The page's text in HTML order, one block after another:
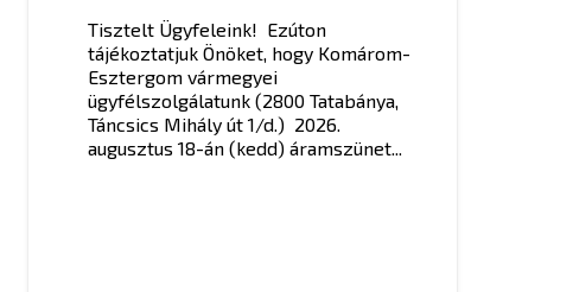
Tisztelt Ügyfeleink! Ezúton
tájékoztatjuk Önöket, hogy Komárom-
Esztergom vármegyei
ügyfélszolgálatunk (2800 Tatabánya,
Táncsics Mihály út 1/d.) 2026.
augusztus 18-án (kedd) áramszünet...